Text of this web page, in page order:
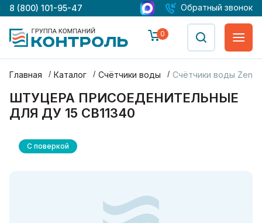
8 (800) 101-95-47 Обратный звонок
0
Главная Каталог Счётчики воды Счётчики воды
ШТУЦЕРА ПРИСОЕДЕНИТЕЛЬНЫЕ
ДЛЯ ДУ 15 СВ11340
С поверкой